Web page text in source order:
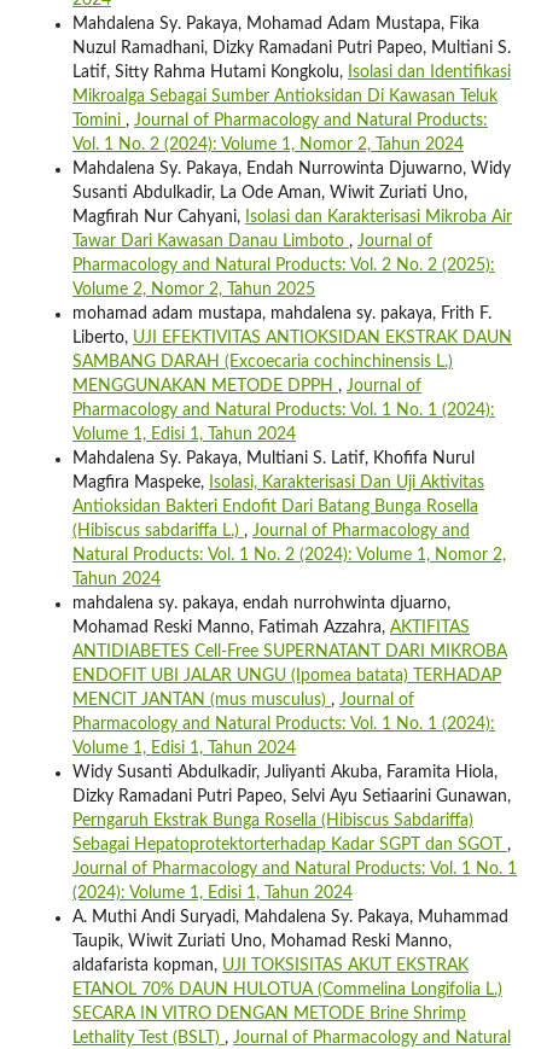
Mahdalena Sy. Pakaya, Mohamad Adam Mustapa, Fika
Nuzul Ramadhani, Dizky Ramadani Putri Papeo, Multiani S.
Latif, Sitty Rahma Hutami Kongkolu, Isolasi dan Identifikasi
Mikroalga Sebagai Sumber Antioksidan Di Kawasan Teluk
Tomini , Journal of Pharmacology and Natural Products:
Vol. 1 No. 2 (2024): Volume 1, Nomor 2, Tahun 2024
Mahdalena Sy. Pakaya, Endah Nurrowinta Djuwarno, Widy
Susanti Abdulkadir, La Ode Aman, Wiwit Zuriati Uno,
Magfirah Nur Cahyani, Isolasi dan Karakterisasi Mikroba Air
Tawar Dari Kawasan Danau Limboto , Journal of
Pharmacology and Natural Products: Vol. 2 No. 2 (2025):
Volume 2, Nomor 2, Tahun 2025
mohamad adam mustapa, mahdalena sy. pakaya, Frith F.
Liberto, UJI EFEKTIVITAS ANTIOKSIDAN EKSTRAK DAUN
SAMBANG DARAH (Excoecaria cochinchinensis L.)
MENGGUNAKAN METODE DPPH , Journal of
Pharmacology and Natural Products: Vol. 1 No. 1 (2024):
Volume 1, Edisi 1, Tahun 2024
Mahdalena Sy. Pakaya, Multiani S. Latif, Khofifa Nurul
Magfira Maspeke, Isolasi, Karakterisasi Dan Uji Aktivitas
Antioksidan Bakteri Endofit Dari Batang Bunga Rosella
(Hibiscus sabdariffa L.) , Journal of Pharmacology and
Natural Products: Vol. 1 No. 2 (2024): Volume 1, Nomor 2,
Tahun 2024
mahdalena sy. pakaya, endah nurrohwinta djuarno,
Mohamad Reski Manno, Fatimah Azzahra, AKTIFITAS
ANTIDIABETES Cell-Free SUPERNATANT DARI MIKROBA
ENDOFIT UBI JALAR UNGU (Ipomea batata) TERHADAP
MENCIT JANTAN (mus musculus) , Journal of
Pharmacology and Natural Products: Vol. 1 No. 1 (2024):
Volume 1, Edisi 1, Tahun 2024
Widy Susanti Abdulkadir, Juliyanti Akuba, Faramita Hiola,
Dizky Ramadani Putri Papeo, Selvi Ayu Setiaarini Gunawan,
Perngaruh Ekstrak Bunga Rosella (Hibiscus Sabdariffa)
Sebagai Hepatoprotektorterhadap Kadar SGPT dan SGOT ,
Journal of Pharmacology and Natural Products: Vol. 1 No. 1
(2024): Volume 1, Edisi 1, Tahun 2024
A. Muthi Andi Suryadi, Mahdalena Sy. Pakaya, Muhammad
Taupik, Wiwit Zuriati Uno, Mohamad Reski Manno,
aldafarista kopman, UJI TOKSISITAS AKUT EKSTRAK
ETANOL 70% DAUN HULOTUA (Commelina Longifolia L.)
SECARA IN VITRO DENGAN METODE Brine Shrimp
Lethality Test (BSLT) , Journal of Pharmacology and Natural